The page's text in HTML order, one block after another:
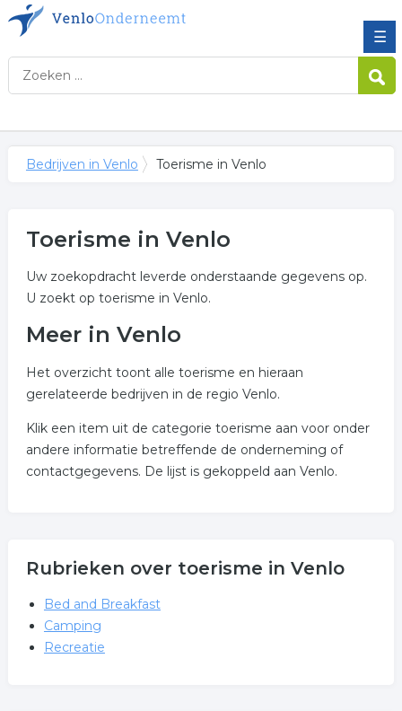
☰
Bedrijven in Venlo Toerisme in Venlo
Toerisme in Venlo
Uw zoekopdracht leverde onderstaande gegevens op.
U zoekt op toerisme in Venlo.
Meer in Venlo
Het overzicht toont alle toerisme en hieraan
gerelateerde bedrijven in de regio Venlo.
Klik een item uit de categorie toerisme aan voor onder
andere informatie betreffende de onderneming of
contactgegevens. De lijst is gekoppeld aan Venlo.
Rubrieken over toerisme in Venlo
Bed and Breakfast
Camping
Recreatie